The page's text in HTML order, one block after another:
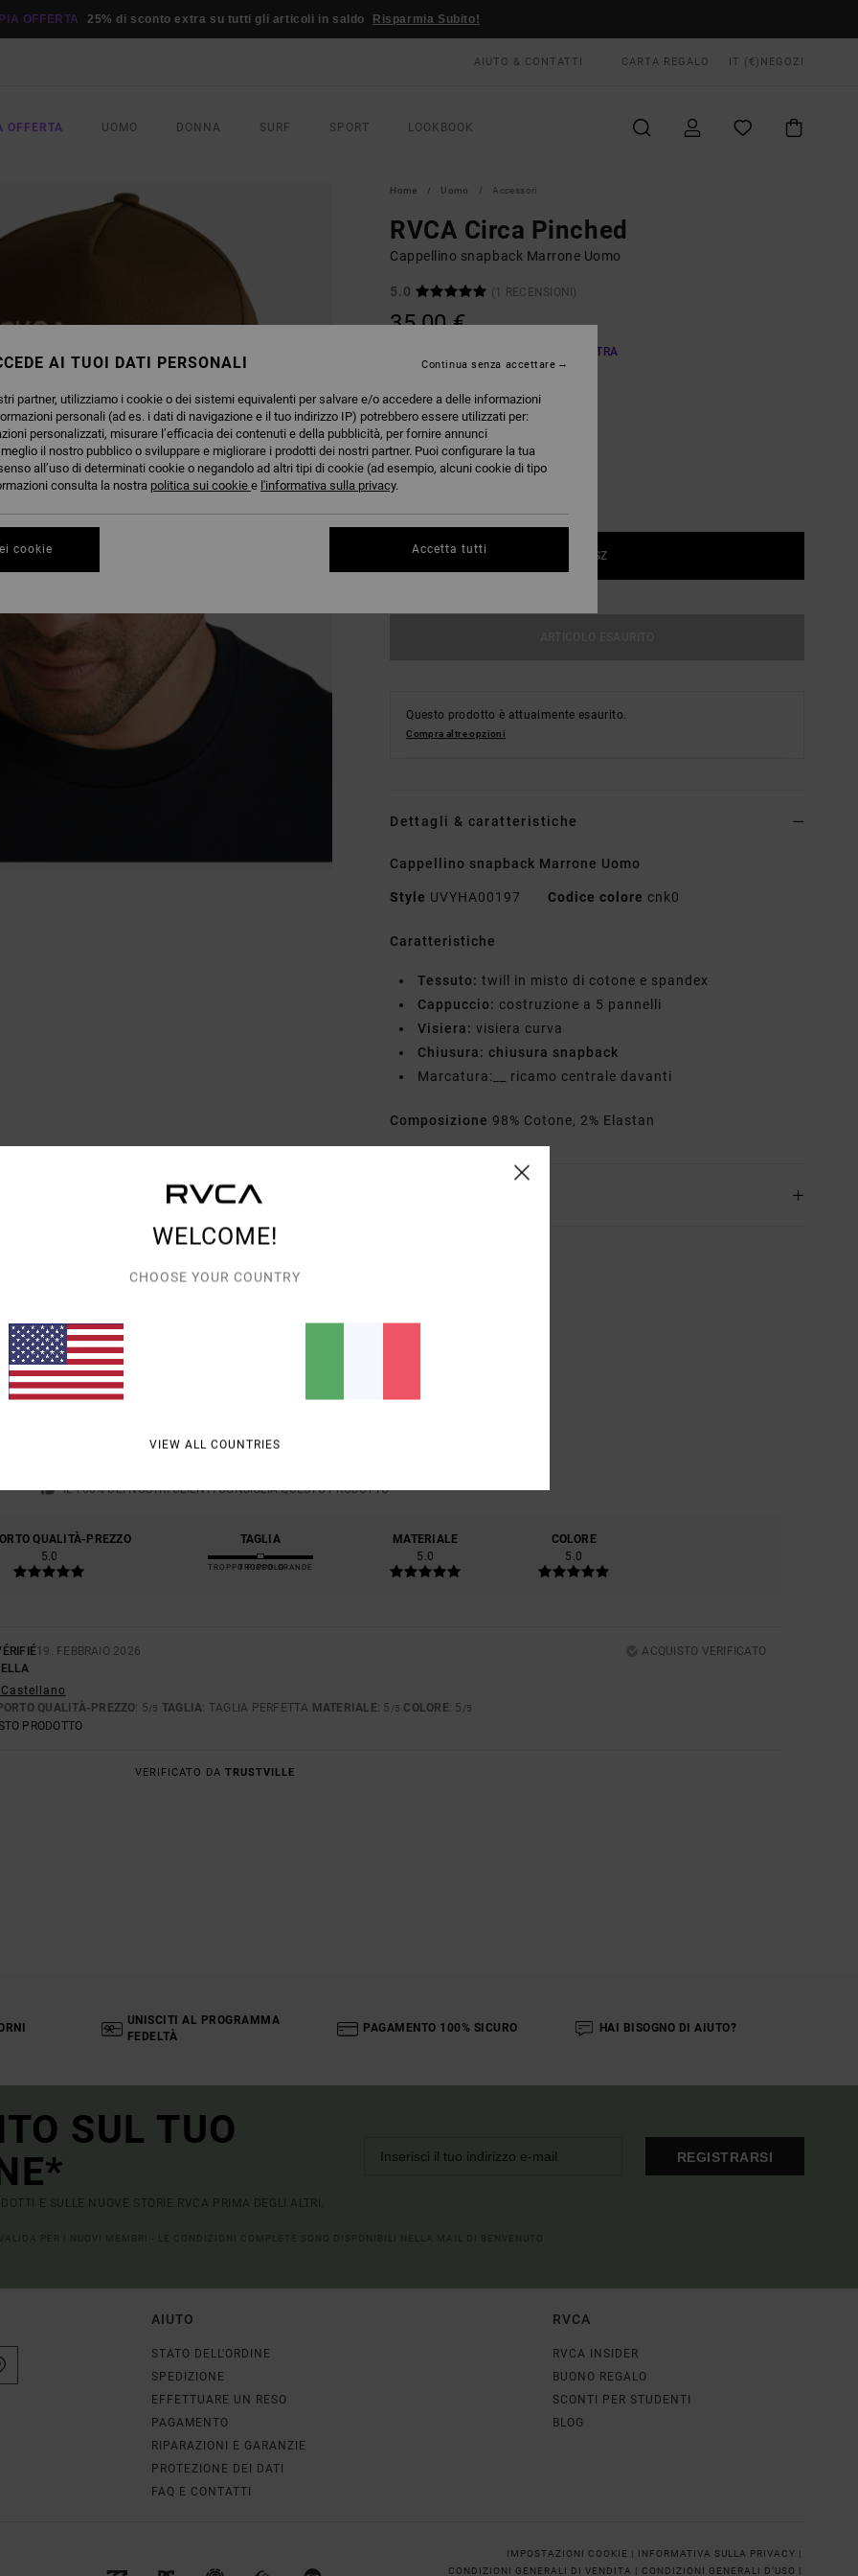
OFFERTA 25% di sconto extra su tutti gli articoli in saldo Risparmia Subito!
AIUTO & CONTATTI CARTA REGALO IT (€) NEGOZI
OFFERTA UOMO DONNA SURF SPORT LOOKBOOK
Home Uomo Accessori
RVCA Circa Pinched
Cappellino snapback Marrone Uomo
5.0 (1 RECENSIONI)
35,00 €
DOPPIA OFFERTA 25% DI SCONTO EXTRA
COLORIErmine
1SZ
Questo prodotto è attualmente esaurito.
Compra altre opzioni
Dettagli & caratteristiche
Cappellino snapback Marrone Uomo
Style UVYHA00197 Codice colore cnk0
Caratteristiche
Tessuto: twill in misto di cotone e spandex
Cappuccio: costruzione a 5 pannelli
Visiera: visiera curva
Chiusura: chiusura snapback
Marcatura:__ ricamo centrale davanti
Composizione 98% Cotone, 2% Elastan
IL 100% DEI NOSTRI CLIENTI CONSIGLIA QUESTO PRODOTTO
QUALITÀ-PREZZO
5.0
TAGLIA
TROPPO PICCOLO
TROPPO GRANDE
MATERIALE
5.0
COLORE
5.0
19. FEBBRAIO 2026
ACQUISTO VERIFICATO
QUALITÀ-PREZZO: 5/5 TAGLIA: TAGLIA PERFETTA MATERIALE: 5 /5 COLORE: 5 /5
PRODOTTO
VERIFICATO DA TRUSTVILLE
UNISCITI AL PROGRAMMA
FEDELTÀ
PAGAMENTO 100% SICURO HAI BISOGNO DI AIUTO?
SUL TUO
E SULLE NUOVE STORIE RVCA PRIMA DEGLI ALTRI.
REGISTRARSI
AIUTO
STATO DELL'ORDINE
SPEDIZIONE
EFFETTUARE UN RESO
PAGAMENTO
RIPARAZIONI E GARANZIE
PROTEZIONE DEI DATI
FAQ E CONTATTI
RVCA
RVCA INSIDER
BUONO REGALO
SCONTI PER STUDENTI
BLOG
IMPOSTAZIONI COOKIE | INFORMATIVA SULLA PRIVACY |
CONDIZIONI GENERALI DI VENDITA | CONDIZIONI GENERALI D’USO |
WELCOME!
CHOOSE YOUR COUNTRY
VIEW ALL COUNTRIES
AI TUOI DATI PERSONALI
partner, utilizziamo i cookie o dei sistemi equivalenti per salvare e/o accedere a delle informazioni
personali (ad es. i dati di navigazione e il tuo indirizzo IP) potrebbero essere utilizzati per:
personalizzati, misurare l’efficacia dei contenuti e della pubblicità, per fornire annunci
il nostro pubblico o sviluppare e migliorare i prodotti dei nostri partner. Puoi configurare la tua
all’uso di determinati cookie o negandolo ad altri tipi di cookie (ad esempio, alcuni cookie di tipo
consulta la nostra politica sui cookie e l'informativa sulla privacy.
cookie
Continua senza accettare
Accetta tutti